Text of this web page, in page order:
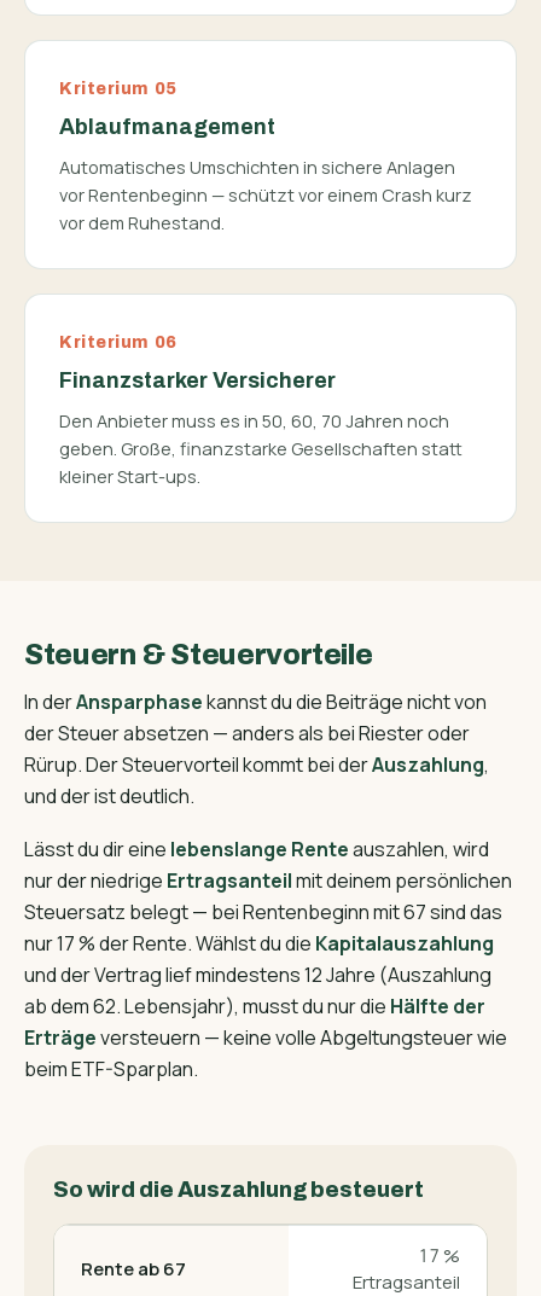
Kriterium 05
Ablaufmanagement
Automatisches Umschichten in sichere Anlagen
vor Rentenbeginn — schützt vor einem Crash kurz
vor dem Ruhestand.
Kriterium 06
Finanzstarker Versicherer
Den Anbieter muss es in 50, 60, 70 Jahren noch
geben. Große, finanzstarke Gesellschaften statt
kleiner Start-ups.
Steuern & Steuervorteile
In derAnsparphasekannst du die Beiträge nicht von
der Steuer absetzen — anders als bei Riester oder
Rürup. Der Steuervorteil kommt bei derAuszahlung,
und der ist deutlich.
Lässt du dir eine lebenslange Renteauszahlen, wird
nur der niedrige Ertragsanteilmit deinem persönlichen
Steuersatz belegt — bei Rentenbeginn mit 67 sind das
nur 17 % der Rente. Wählst du die Kapitalauszahlung
und der Vertrag lief mindestens 12 Jahre (Auszahlung
ab dem 62. Lebensjahr), musst du nur die Hälfte der
Erträgeversteuern — keine volle Abgeltungsteuer wie
beim ETF-Sparplan.
So wird die Auszahlung besteuert
Rente ab 67
17 %
Ertragsanteil